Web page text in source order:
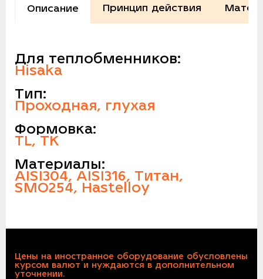
Описание Принцип действия
Для теплобменников:
Hisaka
Тип:
Проходная, глухая
Формовка:
TL, TK
Материалы:
AISI304, AISI316, Титан,
SMO254, Hastelloy
Цены на иностранное оборудование обусловлены
курсом валют и нуждаются в дополнительном
уточнении.